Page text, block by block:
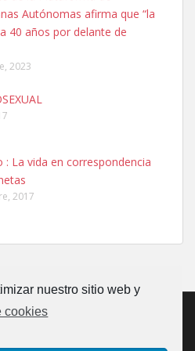
nuestro sitio web y
cookies
papillera, asustada tiene miedo a la
perrita ya que por temas de trabajo
Autónomas afirma que “la
40 años por delante de
2023
: La vida en correspondencia
2017